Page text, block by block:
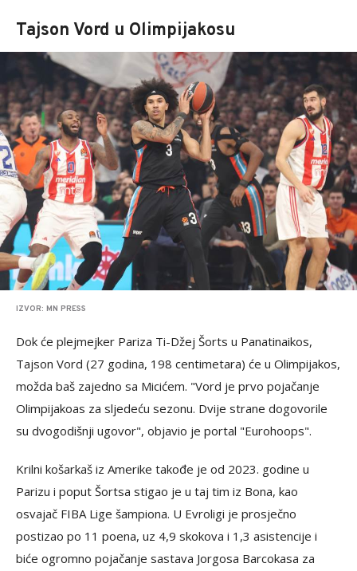
Tajson Vord u Olimpijakosu
IZVOR: MN PRESS
Dok će plejmejker Pariza Ti-Džej Šorts u Panatinaikos,
Tajson Vord (27 godina, 198 centimetara) će u Olimpijakos,
možda baš zajedno sa Micićem. "Vord je prvo pojačanje
Olimpijakoas za sljedeću sezonu. Dvije strane dogovorile
su dvogodišnji ugovor", objavio je portal "Eurohoops".
Krilni košarkaš iz Amerike takođe je od 2023. godine u
Parizu i poput Šortsa stigao je u taj tim iz Bona, kao
osvajač FIBA Lige šampiona. U Evroligi je prosječno
postizao po 11 poena, uz 4,9 skokova i 1,3 asistencije i
biće ogromno pojačanje sastava Jorgosa Barcokasa za